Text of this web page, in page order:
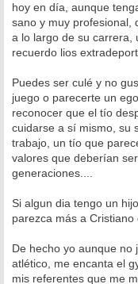
hoy en día, aunque
sano y muy profesional,
a lo largo de su carrera,
recuerdo lios
Puedes ser culé y no
juego o parecerte un
reconocer que el tío
cuidarse a sí mismo, su
trabajo, un tío que
valores que deberían
generaciones....
Si algun dia tengo un
parezca más a Cristiano
De hecho yo aunque no
atlético, me encanta el
mis referentes que me